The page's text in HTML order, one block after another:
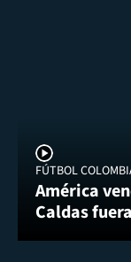
FÚTBOL
América
Caldas